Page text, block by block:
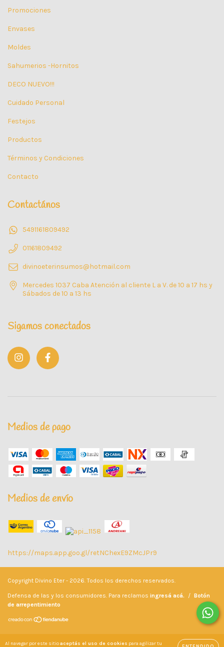
Al navegar por este sitioaceptás el uso de cookies para agilizar tu
Promociones
Envases
Moldes
Sahumerios -Hornitos
DECO NUEVO!!!
Cuidado Personal
Festejos
Productos
Términos y Condiciones
Contacto
Contactános
5491161809492
01161809492
divinoeterinsumos@hotmail.com
Mercedes 1037 Caba Atención al cliente L a V. de 10 a 17 hs y
Sábados de 10 a 13 hs
Sigamos conectados
Medios de pago
Medios de envío
https://maps.app.goo.gl/retNChexE9ZMcJPr9
Copyright Divino Eter - 2026. Todos los derechos reservados.
Defensa de las y los consumidores. Para reclamos ingresá acá. / Botón
de arrepentimiento